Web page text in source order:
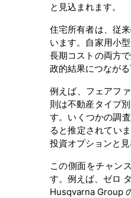
と見込まれます。
住宅所有者は、従
います。自家用小
長期コストの両方
政的結果につながる
例えば、フェアフ
則は不動産タイプ
す。いくつかの調
ると推定されてい
投資オプションと見
この側面をチャン
す。例えば、ゼロ
Husqvarna Group